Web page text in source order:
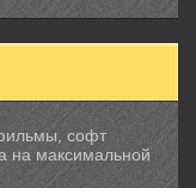
софт
на максимальной